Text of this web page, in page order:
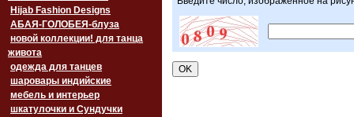
Hijab Fashion Designs
АБАЯ-ГОЛОБЕЯ-блуза
новой коллекции! для танца
живота
одежда для танцев
шаровары индийские
мебель и интерьер
шкатулочки и Сундучки